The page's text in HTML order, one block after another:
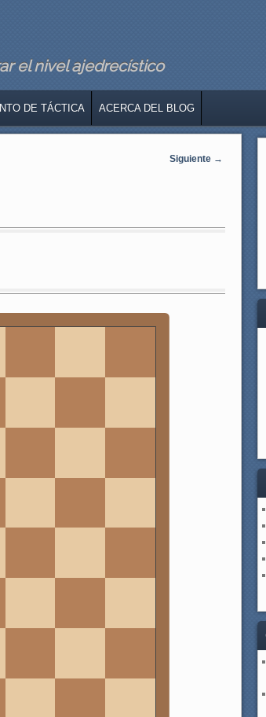
el nivel ajedrecístico
DE TÁCTICA ACERCA DEL BLOG
Siguiente →